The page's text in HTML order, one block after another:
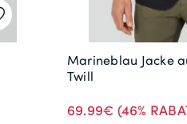
Marineblau Jacke
Twill
69.99€ (46%